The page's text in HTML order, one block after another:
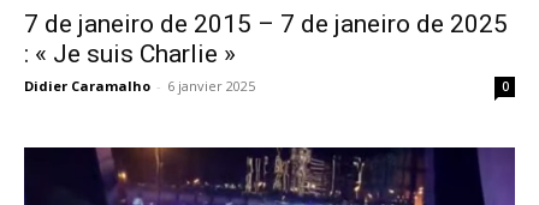
7 de janeiro de 2015 – 7 de janeiro de 2025
: « Je suis Charlie »
Didier Caramalho - 6 janvier 2025 0